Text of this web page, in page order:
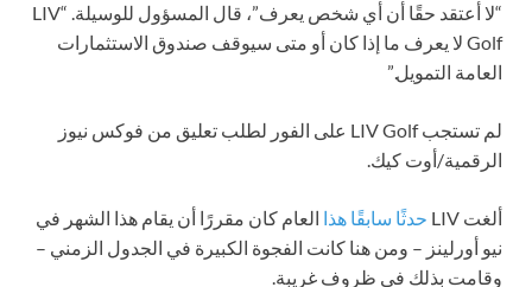
“لا أعتقد حقًا أن أي شخص يعرف”، قال المسؤول للوسيلة. “LIV
Golf لا يعرف ما إذا كان أو متى سيوقف صندوق الاستثمارات
العامة التمويل.”
لم تستجب LIV Golf على الفور لطلب تعليق من فوكس نيوز
الرقمية/أوت كيك.
ألغت LIV حدثًا سابقًا هذا العام كان مقررًا أن يقام هذا الشهر في
نيو أورلينز – ومن هنا كانت الفجوة الكبيرة في الجدول الزمني –
وقامت بذلك في ظروف غريبة.